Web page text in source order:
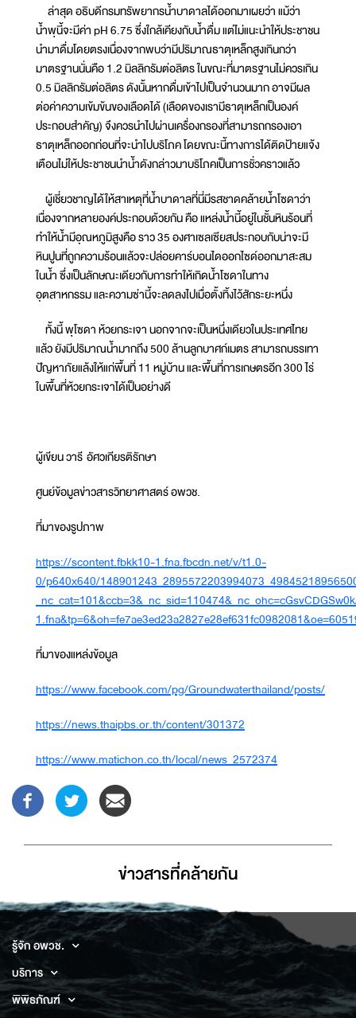
ล่าสุด อธิบดีกรมทรัพยากรน้ำบาดาลได้ออกมาเผยว่า แม้ว่า
น้ำพุนี้จะมีค่า pH 6.75 ซึ่งใกล้เคียงกับน้ำดื่ม แต่ไม่แนะนำให้ประชาชน
นำมาดื่มโดยตรงเนื่องจากพบว่ามีปริมาณธาตุเหล็กสูงเกินกว่า
มาตรฐานนั่นคือ 1.2 มิลลิกรัมต่อลิตร ในขณะที่มาตรฐานไม่ควรเกิน
0.5 มิลลิกรัมต่อลิตร ดังนั้นหากดื่มเข้าไปเป็นจำนวนมาก อาจมีผล
ต่อค่าความเข้มข้นของเลือดได้ (เลือดของเรามีธาตุเหล็กเป็นองค์
ประกอบสำคัญ) จึงควรนำไปผ่านเครื่องกรองที่สามารถกรองเอา
ธาตุเหล็กออกก่อนที่จะนำไปบริโภค โดยขณะนี้ทางการได้ติดป้ายแจ้ง
เตือนไม่ให้ประชาชนนำน้ำดังกล่าวมาบริโภคเป็นการชั่วคราวแล้ว
ผู้เชี่ยวชาญได้ให้สาเหตุที่น้ำบาดาลที่นี่มีรสชาดคล้ายน้ำโซดาว่า
เนื่องจากหลายองค์ประกอบด้วยกัน คือ แหล่งน้ำนี้อยู่ในชั้นหินร้อนที่
ทำให้น้ำมีอุณหภูมิสูงคือ ราว 35 องศาเซลเซียสประกอบกับน่าจะมี
หินปูนที่ถูกความร้อนแล้วจะปล่อยคาร์บอนไดออกไซด์ออกมาสะสม
ในน้ำ ซึ่งเป็นลักษณะเดียวกับการทำให้เกิดน้ำโซดาในทาง
อุตสาหกรรม และความซ่านี้จะลดลงไปเมื่อตั้งทิ้งไว้สักระยะหนึ่ง
ทั้งนี้ พุโซดา ห้วยกระเจา นอกจากจะเป็นหนึ่งเดียวในประเทศไทย
แล้ว ยังมีปริมาณน้ำมากถึง 500 ล้านลูกบาศก์เมตร สามารถบรรเทา
ปัญหาภัยแล้งให้แก่พื้นที่ 11 หมู่บ้าน และพื้นที่การเกษตรอีก 300 ไร่
ในพื้นที่ห้วยกระเจาได้เป็นอย่างดี
ผู้เขียน วารี อัศวเกียรติรักษา
ศูนย์ข้อมูลข่าวสารวิทยาศาสตร์ อพวช.
ที่มาของรูปภาพ
https://scontent.fbkk10-1.fna.fbcdn.net/v/t1.0-
0/p640x640/
ที่มาของแหล่งข้อมูล
https://www.facebook.com/pg/Groundwaterthailand/posts/
https://news.thaipbs.or.th/content/301372
https://www.matichon.co.th/local/news_2572374
ข่าวสารที่่คล้ายกัน
รู้จัก อพวช.
บริการ
พิพิธภัณฑ์